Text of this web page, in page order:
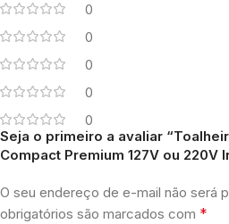
0
0
0
0
0
Seja o primeiro a avaliar
Compact Premium 127V ou 220V
O seu endereço de e-mail não será
obrigatórios são marcados com *